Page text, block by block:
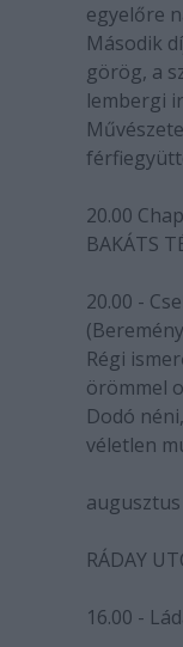
egyelőre
Második
görög, a
lembergi
20.00
BAKÁTS
20.00 -
Régi
örömmel
Dodó
véletlen
RÁDAY
16.00 -